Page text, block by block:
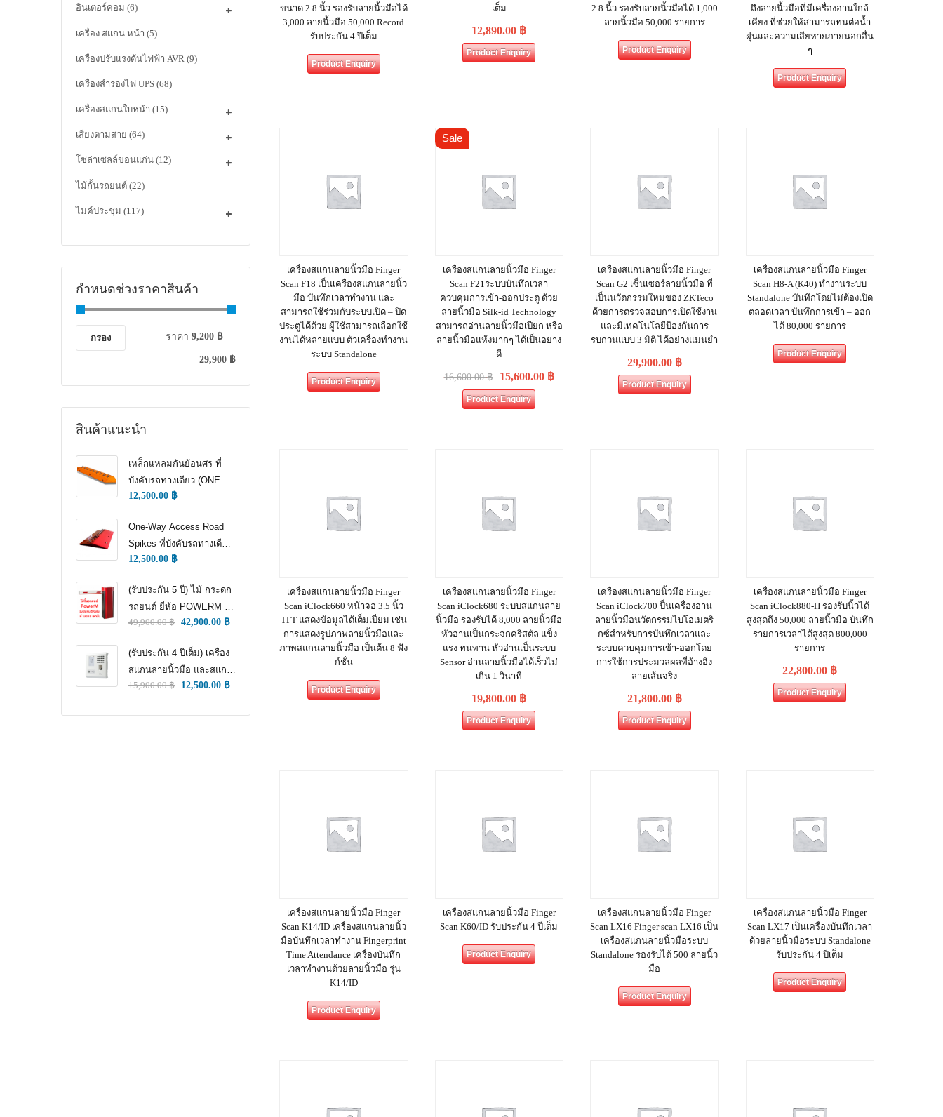
อินเตอร์คอม (6)
เครื่อง สแกน หน้า (5)
เครื่องปรับแรงดันไฟฟ้า AVR (9)
เครื่องสำรองไฟ UPS (68)
เครื่องสแกนใบหน้า (15)
เสียงตามสาย (64)
โซล่าเซลล์ขอนแก่น (12)
ไม้กั้นรถยนต์ (22)
ไมค์ประชุม (117)
กำหนดช่วงราคาสินค้า
กรอง ราคา 9,200 ฿ —
29,900 ฿
สินค้าแนะนำ
เหล็กแหลมกันย้อนศร ที่
บังคับรถทางเดียว (ONE
WAY TRAFFIC
12,500.00 ฿
One-Way Access Road
Spikes ที่บังคับรถทางเดียว
(ONE WAY TRAFFIC
ล้อ)
12,500.00 ฿
(รับประกัน 5 ปี) ไม้ กระดก
รถยนต์ ยี่ห้อ POWERM รุ่น
9000 ทนทานสูงที่สุด อึด
49,900.00฿ 42,900.00 ฿
(รับประกัน 4 ปีเต็ม) เครื่อง
สแกนลายนิ้วมือ และสแกน
ใบหน้า สำหรับลงเวลา
15,900.00฿ 12,500.00 ฿
ขนาด 2.8 นิ้ว รองรับลายนิ้วมือได้
3,000 ลายนิ้วมือ 50,000 Record
รับประกัน 4 ปีเต็ม
Product Enquiry
เต็ม
12,890.00 ฿
Product Enquiry
2.8 นิ้ว รองรับลายนิ้วมือได้ 1,000
ลายนิ้วมือ 50,000 รายการ
Product Enquiry
ถึงลายนิ้วมือที่มีเครื่องอ่านใกล้
เคียง ที่ช่วยให้สามารถทนต่อน้ำ
ฝุ่นและความเสียหายภายนอกอื่น
ๆ
Product Enquiry
เครื่องสแกนลายนิ้วมือ Finger
Scan F18 เป็นเครื่องสแกนลายนิ้ว
มือ บันทึกเวลาทำงาน และ
สามารถใช้ร่วมกับระบบเปิด – ปิด
ประตูได้ด้วย ผู้ใช้สามารถเลือกใช้
งานได้หลายแบบ ตัวเครื่องทำงาน
ระบบ Standalone
Product Enquiry
Sale
เครื่องสแกนลายนิ้วมือ Finger
Scan F21ระบบบันทึกเวลา
ควบคุมการเข้า-ออกประตู ด้วย
ลายนิ้วมือ Silk-id Technology
สามารถอ่านลายนิ้วมือเปียก หรือ
ลายนิ้วมือแห้งมากๆ ได้เป็นอย่าง
ดี
16,600.00฿ 15,600.00 ฿
Product Enquiry
เครื่องสแกนลายนิ้วมือ Finger
Scan G2 เซ็นเซอร์ลายนิ้วมือ ที่
เป็นนวัตกรรมใหม่ของ ZKTeco
ด้วยการตรวจสอบการเปิดใช้งาน
และมีเทคโนโลยีป้องกันการ
รบกวนแบบ 3 มิติ ได้อย่างแม่นยำ
29,900.00 ฿
Product Enquiry
เครื่องสแกนลายนิ้วมือ Finger
Scan H8-A (K40) ทำงานระบบ
Standalone บันทึกโดยไม่ต้องเปิด
ตลอดเวลา บันทึกการเข้า – ออก
ได้ 80,000 รายการ
Product Enquiry
เครื่องสแกนลายนิ้วมือ Finger
Scan iClock660 หน้าจอ 3.5 นิ้ว
TFT แสดงข้อมูลได้เต็มเปี่ยม เช่น
การแสดงรูปภาพลายนิ้วมือและ
ภาพสแกนลายนิ้วมือ เป็นต้น 8 ฟัง
ก์ชั่น
Product Enquiry
เครื่องสแกนลายนิ้วมือ Finger
Scan iClock680 ระบบสแกนลาย
นิ้วมือ รองรับได้ 8,000 ลายนิ้วมือ
หัวอ่านเป็นกระจกคริสตัล แข็ง
แรง ทนทาน หัวอ่านเป็นระบบ
Sensor อ่านลายนิ้วมือได้เร็วไม่
เกิน 1 วินาที
19,800.00 ฿
Product Enquiry
เครื่องสแกนลายนิ้วมือ Finger
Scan iClock700 ป็นเครื่องอ่าน
ลายนิ้วมือนวัตกรรมไบโอเมตริ
กซ์สำหรับการบันทึกเวลาและ
ระบบควบคุมการเข้า-ออกโดย
การใช้การประมวลผลที่อ้างอิง
ลายเส้นจริง
21,800.00 ฿
Product Enquiry
เครื่องสแกนลายนิ้วมือ Finger
Scan iClock880-H รองรับนิ้วได้
สูงสุดถึง 50,000 ลายนิ้วมือ บันทึก
รายการเวลาได้สูงสุด 800,000
รายการ
22,800.00 ฿
Product Enquiry
เครื่องสแกนลายนิ้วมือ Finger
Scan K14/ID เครื่องสแกนลายนิ้ว
มือบันทึกเวลาทำงาน Fingerprint
Time Attendance เครื่องบันทึก
เวลาทำงานด้วยลายนิ้วมือ รุ่น
K14/ID
Product Enquiry
เครื่องสแกนลายนิ้วมือ Finger
Scan K60/ID รับประกัน 4 ปีเต็ม
Product Enquiry
เครื่องสแกนลายนิ้วมือ Finger
Scan LX16 Finger scan LX16 เป็น
เครื่องสแกนลายนิ้วมือระบบ
Standalone รองรับได้ 500 ลายนิ้ว
มือ
Product Enquiry
เครื่องสแกนลายนิ้วมือ Finger
Scan LX17 เป็นเครื่องบันทึกเวลา
ด้วยลายนิ้วมือระบบ Standalone
รับประกัน 4 ปีเต็ม
Product Enquiry